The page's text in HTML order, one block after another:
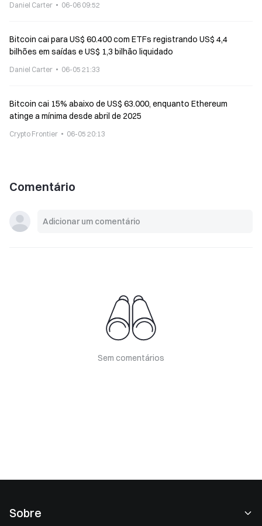
Daniel Carter 06-06 09:52
Bitcoin cai para US$ 60.400 com ETFs registrando US$ 4,4
bilhões em saídas e US$ 1,3 bilhão liquidado
Daniel Carter 06-05 21:33
Bitcoin cai 15% abaixo de US$ 63.000, enquanto Ethereum
atinge a mínima desde abril de 2025
Crypto Frontier 06-05 20:13
Comentário
Sem comentários
Sobre